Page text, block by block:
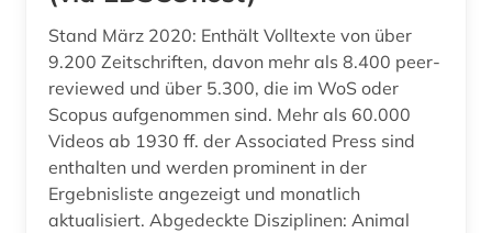
bodenrecht (1)
bodenschutz (1)
bonitätsprüfung (1)
botanik (1)
branche (4)
Stand März 2020: Enthält Volltexte von über
9.200 Zeitschriften, davon mehr als 8.400 peer-
reviewed und über 5.300, die im WoS oder
Scopus aufgenommen sind. Mehr als 60.000
Videos ab 1930 ff. der Associated Press sind
enthalten und werden prominent in der
Ergebnisliste angezeigt und monatlich
aktualisiert. Abgedeckte Disziplinen: Animal